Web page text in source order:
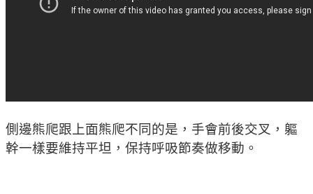
側邊熊爬跟上面熊爬不同的是，手會前後交叉，軀
幹一樣要維持平坦，保持呼吸節奏做移動。